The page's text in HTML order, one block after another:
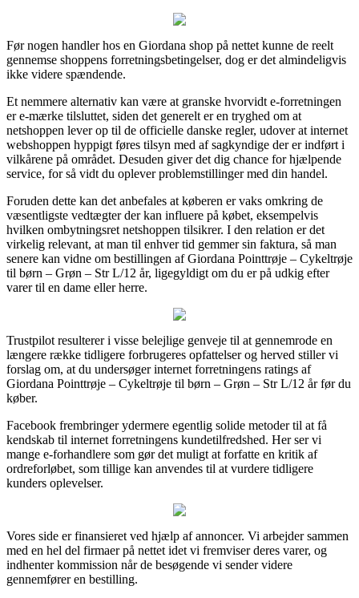
Før nogen handler hos en Giordana shop på nettet kunne de reelt
gennemse shoppens forretningsbetingelser, dog er det almindeligvis
ikke videre spændende.
Et nemmere alternativ kan være at granske hvorvidt e-forretningen
er e-mærke tilsluttet, siden det generelt er en tryghed om at
netshoppen lever op til de officielle danske regler, udover at internet
webshoppen hyppigt føres tilsyn med af sagkyndige der er indført i
vilkårene på området. Desuden giver det dig chance for hjælpende
service, for så vidt du oplever problemstillinger med din handel.
Foruden dette kan det anbefales at køberen er vaks omkring de
væsentligste vedtægter der kan influere på købet, eksempelvis
hvilken ombytningsret netshoppen tilsikrer. I den relation er det
virkelig relevant, at man til enhver tid gemmer sin faktura, så man
senere kan vidne om bestillingen af Giordana Pointtrøje – Cykeltrøje
til børn – Grøn – Str L/12 år, ligegyldigt om du er på udkig efter
varer til en dame eller herre.
Trustpilot resulterer i visse belejlige genveje til at gennemrode en
længere række tidligere forbrugeres opfattelser og herved stiller vi
forslag om, at du undersøger internet forretningens ratings af
Giordana Pointtrøje – Cykeltrøje til børn – Grøn – Str L/12 år før du
køber.
Facebook frembringer ydermere egentlig solide metoder til at få
kendskab til internet forretningens kundetilfredshed. Her ser vi
mange e-forhandlere som gør det muligt at forfatte en kritik af
ordreforløbet, som tillige kan anvendes til at vurdere tidligere
kunders oplevelser.
Vores side er finansieret ved hjælp af annoncer. Vi arbejder sammen
med en hel del firmaer på nettet idet vi fremviser deres varer, og
indhenter kommission når de besøgende vi sender videre
gennemfører en bestilling.